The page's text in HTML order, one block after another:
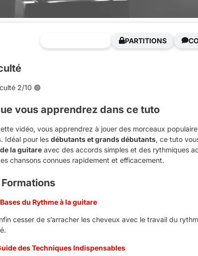
PARTITIONS
2/10 🟢
vous apprendrez dans ce tuto
vidéo, vous apprendrez à jouer des morceaux
. Idéal pour les débutants et grands débutants, ce tuto
la guitare avec des accords simples et des rythmiques
chansons connues rapidement et efficacement.
du Rythme à la guitare
cesser de s’arracher les cheveux avec le travail du
des Techniques Indispensables